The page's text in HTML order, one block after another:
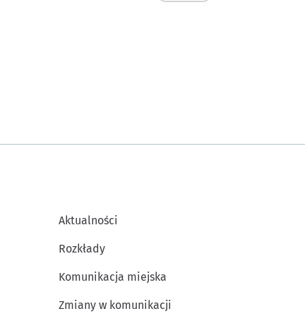
Aktualności
Rozkłady
Komunikacja miejska
Zmiany w komunikacji